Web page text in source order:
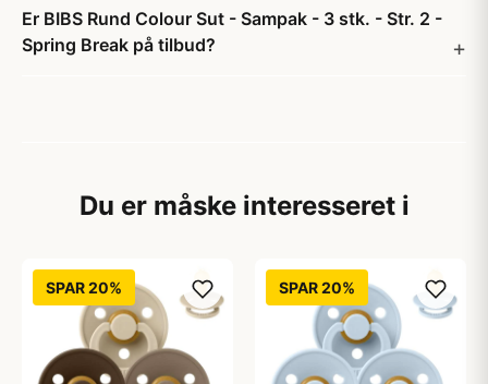
Er BIBS Rund Colour Sut - Sampak - 3 stk. - Str. 2 -
Spring Break på tilbud?
Du er måske interesseret i
SPAR 20% SPAR 20%